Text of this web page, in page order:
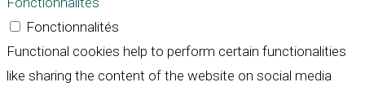
Fonctionnalités
Functional cookies help to perform certain functionalities
like sharing the content of the website on social media